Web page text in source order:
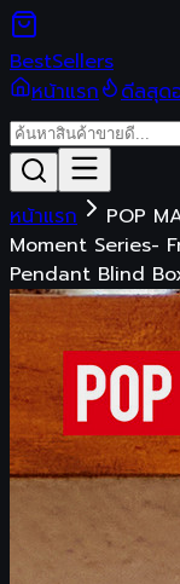
BestSellers
หน้าแรก
ดีลสุด
หน้าแรก
POP
Moment Series-
Pendant Blind